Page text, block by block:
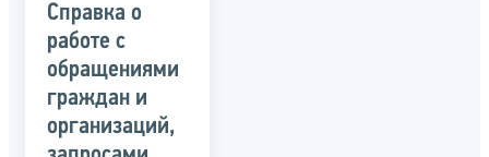
Справка о
работе с
обращениями
граждан и
организаций,